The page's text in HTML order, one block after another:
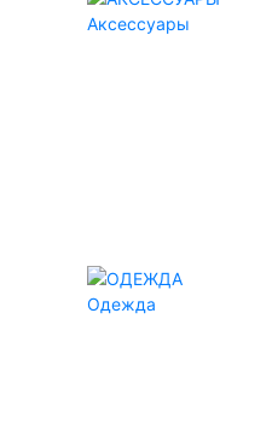
Аксессуары
Одежда